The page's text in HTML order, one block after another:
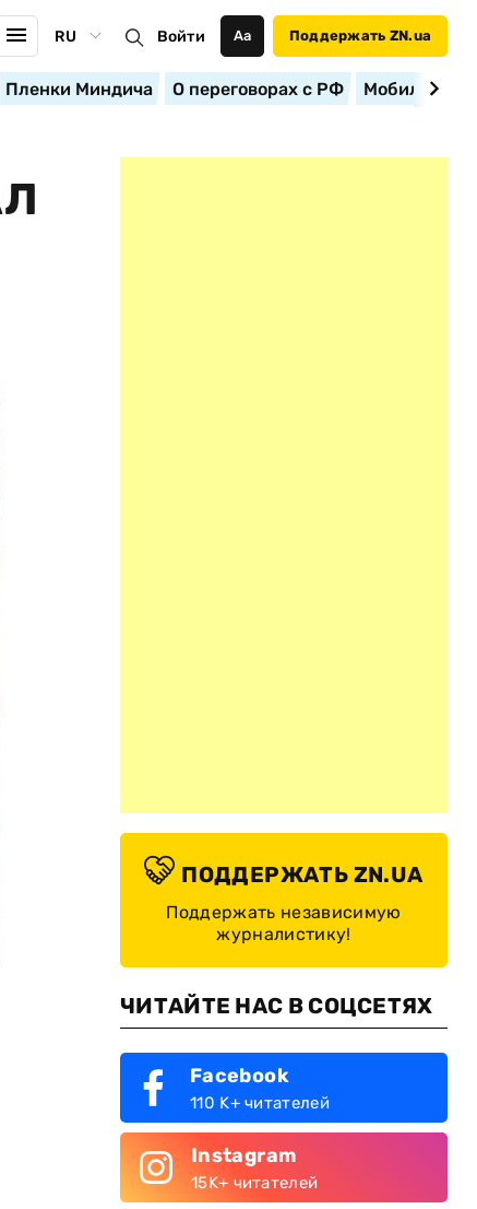
RU Войти Аа Поддержать ZN.ua
Пленки Миндича О переговорах с РФ
ПОДДЕРЖАТЬ ZN.UA
Поддержать независимую
журналистику!
ЧИТАЙТЕ НАС В СОЦСЕТЯХ
Facebook
110 K+ читателей
Instagram
15K+ читателей